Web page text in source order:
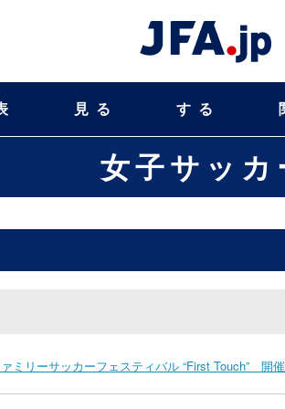
見る する
女子サッカ
ミリーサッカーフェスティバル “First Touch” 開